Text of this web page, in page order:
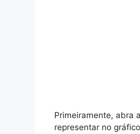
Primeiramente, abra
representar no